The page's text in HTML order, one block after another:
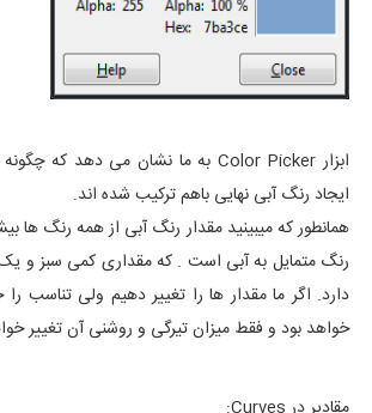
ایجاد رنگ آبی نهایی باهم ترکیب شده اند.
همانطور که میبینید مقدار رنگ آبی از همه رنگ
رنگ متمایل به آبی است . که مقداری کمی سبز و
دارد. اگر ما مقدار ها را تغییر دهیم ولی تناسب
خواهد بود و فقط میزان تیرگی و روشنی آن تغییر